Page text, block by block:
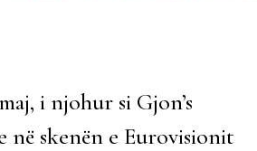
i njohur si Gjon’s
në skenën e Eurovisionit